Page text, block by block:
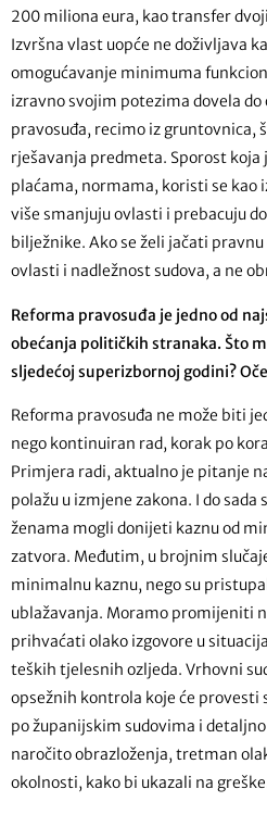
200 miliona eura, kao transfer
Izvršna vlast uopće ne doživljava
omogućavanje minimuma
izravno svojim potezima dovela do
pravosuđa, recimo iz gruntovnica,
rješavanja predmeta. Sporost koja
plaćama, normama, koristi se kao
više smanjuju ovlasti i prebacuju
bilježnike. Ako se želi jačati
ovlasti i nadležnost sudova, a ne
Reforma pravosuđa je jedno od
obećanja političkih stranaka. Što
sljedećoj superizbornoj godini?
Reforma pravosuđa ne može biti
nego kontinuiran rad, korak po
Primjera radi, aktualno je pitanje
polažu u izmjene zakona. I do sada
ženama mogli donijeti kaznu od
zatvora. Međutim, u brojnim
minimalnu kaznu, nego su
ublažavanja. Moramo promijeniti
prihvaćati olako izgovore u
teških tjelesnih ozljeda. Vrhovni
opsežnih kontrola koje će provesti
po županijskim sudovima i
naročito obrazloženja, tretman
okolnosti, kako bi ukazali na